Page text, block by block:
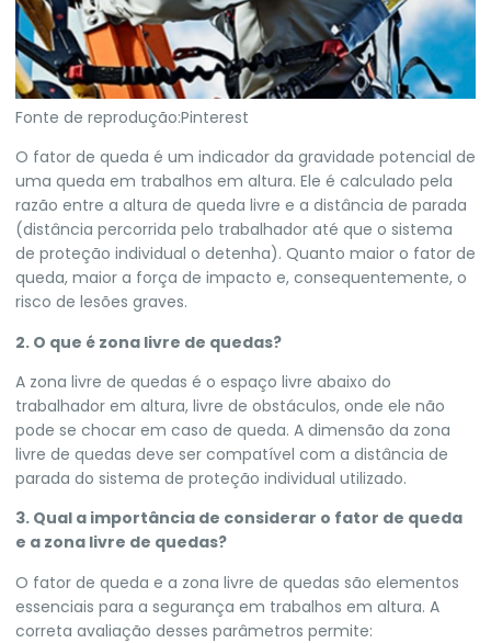
Fonte de reprodução:Pinterest
O fator de queda é um indicador da gravidade potencial de
uma queda em trabalhos em altura. Ele é calculado pela
razão entre a altura de queda livre e a distância de parada
(distância percorrida pelo trabalhador até que o sistema
de proteção individual o detenha). Quanto maior o fator de
queda, maior a força de impacto e, consequentemente, o
risco de lesões graves.
2. O que é zona livre de quedas?
A zona livre de quedas é o espaço livre abaixo do
trabalhador em altura, livre de obstáculos, onde ele não
pode se chocar em caso de queda. A dimensão da zona
livre de quedas deve ser compatível com a distância de
parada do sistema de proteção individual utilizado.
3. Qual a importância de considerar o fator de queda
e a zona livre de quedas?
O fator de queda e a zona livre de quedas são elementos
essenciais para a segurança em trabalhos em altura. A
correta avaliação desses parâmetros permite: